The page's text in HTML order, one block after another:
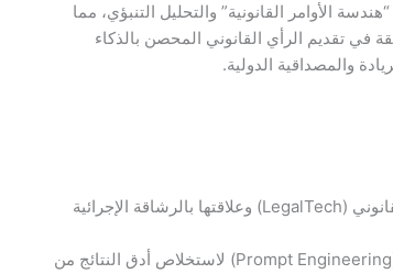
الأوامر القانونية” والتحليل التنبؤي، مما
في تقديم الرأي القانوني المحصن بالذكاء
والمصداقية الدولية.
استيعاب مفاهيم تقنيات البحث القانوني (LegalTech) وعلاقتها بالرشاقة الإجرائية
اكتساب مهارات “هندسة الأوامر” (Prompt Engineering) لاستخلاص أدق النتائج من